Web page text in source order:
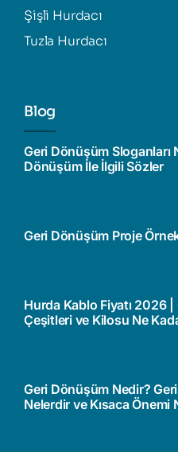
Şişli Hurdacı
Tuzla Hurdacı
Blog
Geri Dönüşüm Sloganları
Dönüşüm İle İlgili Sözler
Geri Dönüşüm Proje
Hurda Kablo Fiyatı 2026
Çeşitleri ve Kilosu Ne
Geri Dönüşüm Nedir?
Nelerdir ve Kısaca Önemi